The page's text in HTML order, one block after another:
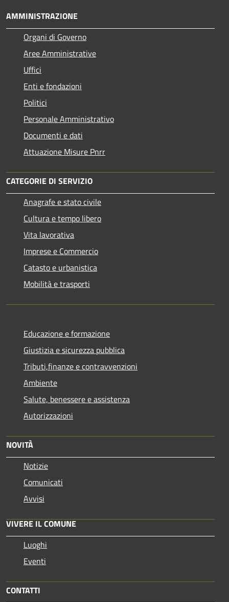
AMMINISTRAZIONE
Organi di Governo
Aree Amministrative
Uffici
Enti e fondazioni
Politici
Personale Amministrativo
Documenti e dati
Attuazione Misure Pnrr
CATEGORIE DI SERVIZIO
Anagrafe e stato civile
Cultura e tempo libero
Vita lavorativa
Imprese e Commercio
Catasto e urbanistica
Mobilità e trasporti
Educazione e formazione
Giustizia e sicurezza pubblica
Tributi,finanze e contravvenzioni
Ambiente
Salute, benessere e assistenza
Autorizzazioni
NOVITÀ
Notizie
Comunicati
Avvisi
VIVERE IL COMUNE
Luoghi
Eventi
CONTATTI